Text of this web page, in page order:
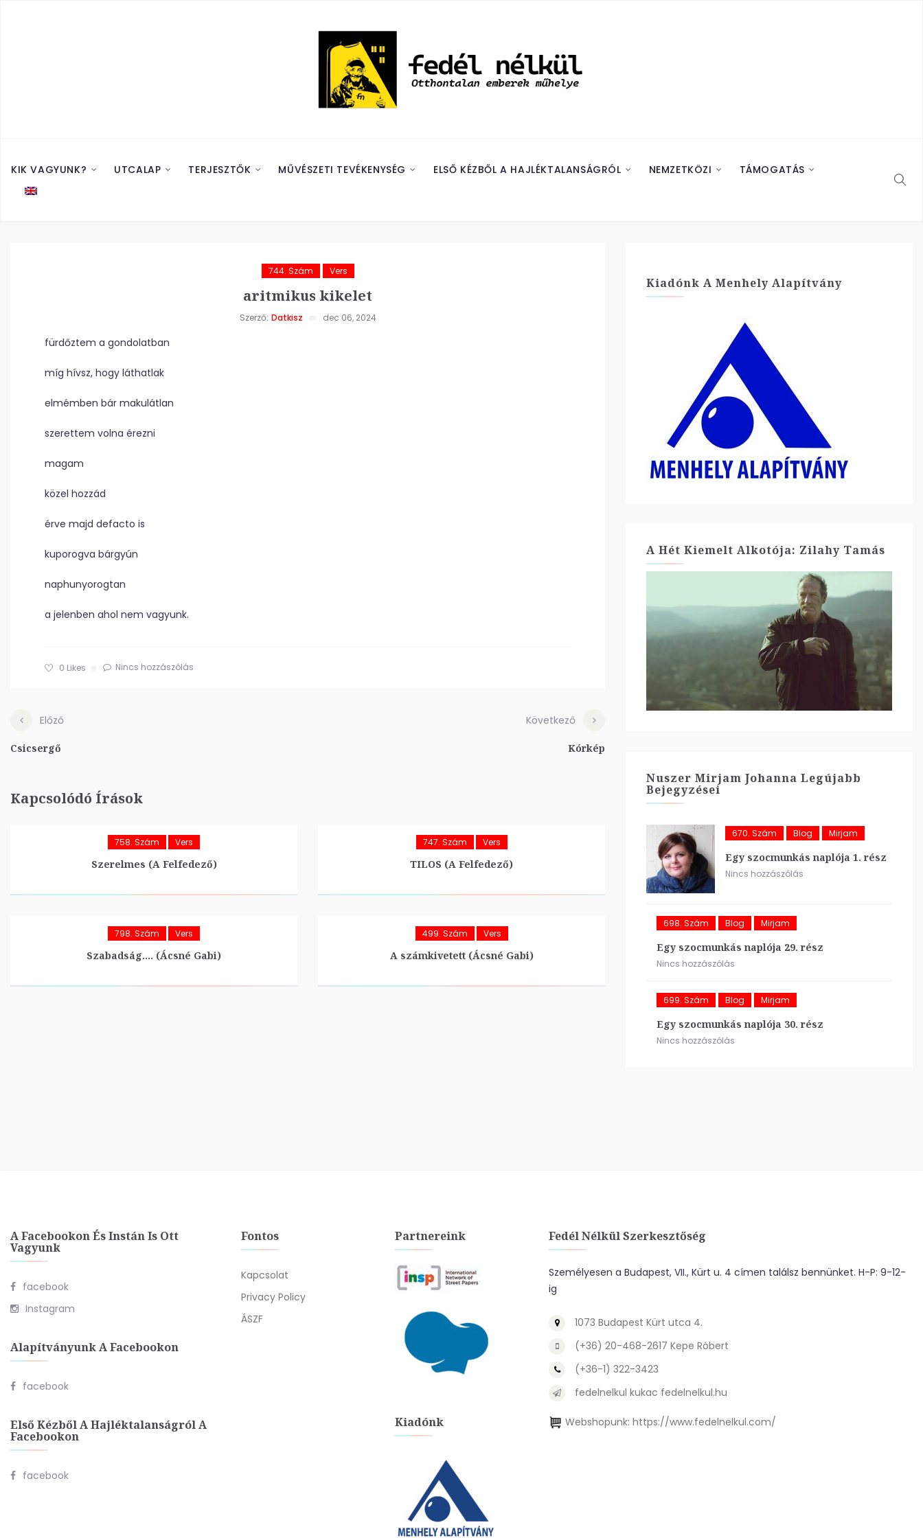
KIK VAGYUNK? UTCALAP TERJESZTŐK MŰVÉSZETI TEVÉKENYSÉG ELSŐ KÉZBŐL A HAJLÉKTALANSÁGRÓL NEMZETKÖZI TÁMOGATÁS
744. Szám Vers
aritmikus kikelet
Szerző: Datkisz dec 06, 2024
fürdőztem a gondolatban
míg hívsz, hogy láthatlak
elmémben bár makulátlan
szerettem volna érezni
magam
közel hozzád
érve majd defacto is
kuporogva bárgyún
naphunyorogtan
a jelenben ahol nem vagyunk.
0 Likes Nincs hozzászólás
Előző
Csicsergő
Következő
Kórkép
Kapcsolódó Írások
758. Szám Vers
Szerelmes (A Felfedező)
747. Szám Vers
TILOS (A Felfedező)
798. Szám Vers
Szabadság…. (Ácsné Gabi)
499. Szám Vers
A számkivetett (Ácsné Gabi)
Kiadónk A Menhely Alapítvány
A Hét Kiemelt Alkotója: Zilahy Tamás
Nuszer Mirjam Johanna Legújabb
Bejegyzései
670. Szám Blog Mirjam
Egy szocmunkás naplója 1. rész
Nincs hozzászólás
698. Szám Blog Mirjam
Egy szocmunkás naplója 29. rész
Nincs hozzászólás
699. Szám Blog Mirjam
Egy szocmunkás naplója 30. rész
Nincs hozzászólás
A Facebookon És Instán Is Ott
Vagyunk
facebook
Instagram
Alapítványunk A Facebookon
facebook
Első Kézből A Hajléktalanságról A
Facebookon
facebook
Fontos
Kapcsolat
Privacy Policy
ÁSZF
Partnereink
Kiadónk
Fedél Nélkül Szerkesztőség
Személyesen a Budapest, VII., Kürt u. 4 címen találsz bennünket. H-P: 9-12-
ig
1073 Budapest Kürt utca 4.
(+36) 20-468-2617 Kepe Róbert
(+36-1) 322-3423
fedelnelkul kukac fedelnelkul.hu
Webshopunk: https://www.fedelnelkul.com/